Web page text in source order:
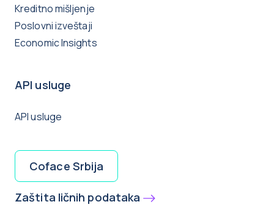
Kreditno mišljenje
Poslovni izveštaji
Economic Insights
API usluge
API usluge
Coface Srbija
Zaštita ličnih podataka